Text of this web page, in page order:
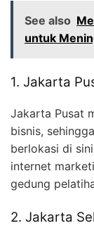
See also
untuk
1. Jakarta
Jakarta Pusat
bisnis,
berlokasi di
internet
gedung
2. Jakarta